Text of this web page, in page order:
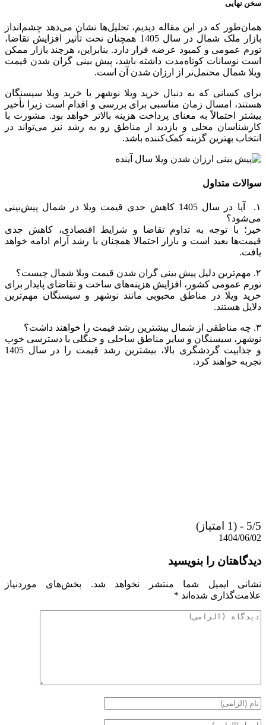
سخن نهایی
همان‌طور که در این مقاله دیدیم، تحلیل‌ها نشان می‌دهد چشم‌انداز
بازار ملک شمال در سال 1405 همچنان تحت تأثیر افزایش تقاضا،
تورم عمومی و کمبود عرضه قرار دارد. بنابراین، هرچند بازار ممکن
است نوسانات کوتاه‌مدت داشته باشد، پیش بینی گران شدن قیمت
ویلا شمال محتمل‌تر از ارزان شدن آن است.
برای کسانی که به دنبال خرید ویلا نوشهر یا خرید ویلا سیسنگان
هستند، امسال زمان مناسبی برای بررسی و اقدام است زیرا تأخیر
بیشتر احتمالاً به معنای پرداخت هزینه بالاتر خواهد بود. مشورت با
کارشناسان محلی و بازدید از مناطق رو به رشد نیز می‌تواند در
انتخاب بهترین گزینه کمک‌کننده باشد.
سوالات متداول
۱. آیا در سال 1405 کاهش جدی قیمت ویلا در شمال پیش‌بینی
می‌شود؟
خیر؛ با توجه به تداوم تقاضا و شرایط اقتصادی، کاهش جدی
قیمت‌ها بعید است و بازار احتمالا همچنان با رشد آرام ادامه خواهد
یافت.
۲. مهم‌ترین دلیل پیش بینی گران شدن قیمت ویلا شمال چیست؟
تورم عمومی کشور، افزایش هزینه‌های ساخت و تقاضای پایدار برای
خرید ویلا در مناطق محبوبی مانند نوشهر و سیسنگان مهم‌ترین
دلایل هستند.
۳. چه مناطقی از شمال بیشترین رشد قیمت را خواهند داشت؟
نوشهر، سیسنگان و سایر مناطق ساحلی و جنگلی با دسترسی خوب
و جذابیت گردشگری بالا، بیشترین رشد قیمت را در سال 1405
تجربه خواهند کرد.
5/5 - (1 امتیاز)
1404/06/02
دیدگاهتان را بنویسید
نشانی ایمیل شما منتشر نخواهد شد.
بخش‌های موردنیاز
علامت‌گذاری شده‌اند *